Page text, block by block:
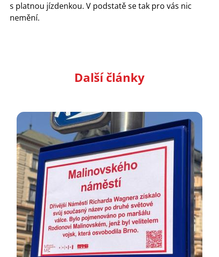
s platnou jízdenkou. V podstatě se tak pro vás nic
nemění.
Další články